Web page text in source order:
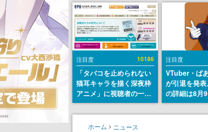
注目度 10186
「タバコを止められない
猫耳キャラを描く深夜枠
アニメ」に視聴者の一部
から批判意見。違法薬物
の使用と思しき描写も含
めて、BPOが議論を交わ
注目度
VTuber・ば
が引退を発
の詳細は8月
の配信で説明
ホーム ニュース